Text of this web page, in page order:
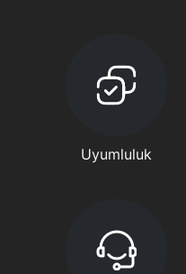
Uyumluluk